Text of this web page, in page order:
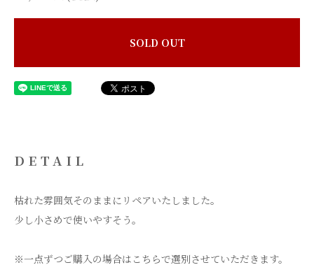
SOLD OUT
DETAIL
枯れた雰囲気そのままにリペアいたしました。
少し小さめで使いやすそう。
※一点ずつご購入の場合はこちらで選別させていただきます。